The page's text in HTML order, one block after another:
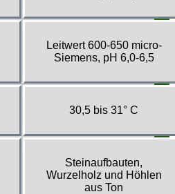
Leitwert 600-650 micro-
Siemens, pH 6,0-6,5
30,5 bis 31° C
Steinaufbauten,
Wurzelholz und Höhlen
aus Ton